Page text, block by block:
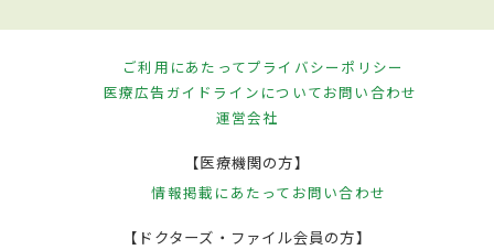
ご利用にあたってプライバシーポリシー
医療広告ガイドラインについてお問い合わせ
運営会社
【医療機関の方】
情報掲載にあたって お問い合わせ
【ドクターズ・ファイル会員の方】